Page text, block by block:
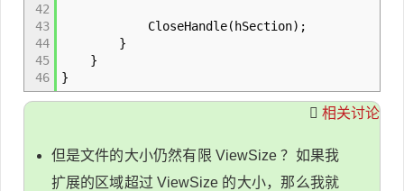
42
43
44
45
46
CloseHandle( hSection) ;
}
}
}
相关讨论
但是文件的大小仍然有限 ViewSize ？如果我
扩展的区域超过 ViewSize 的大小，那么我就